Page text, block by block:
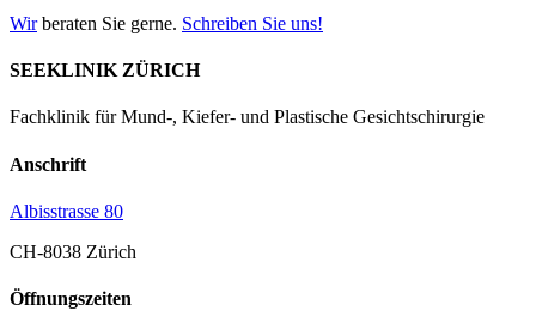
Wirberaten Sie gerne. Schreiben Sie uns!
SEEKLINIK ZÜRICH
Fachklinik für Mund-, Kiefer- und Plastische Gesichtschirurgie
Anschrift
Albisstrasse 80
CH-8038 Zürich
Öffnungszeiten